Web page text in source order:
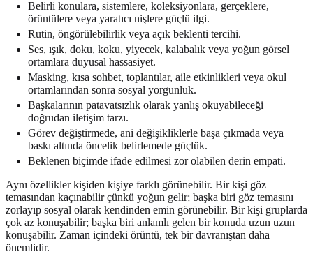
Belirli konulara, sistemlere, koleksiyonlara, gerçeklere,
örüntülere veya yaratıcı nişlere güçlü ilgi.
Rutin, öngörülebilirlik veya açık beklenti tercihi.
Ses, ışık, doku, koku, yiyecek, kalabalık veya yoğun görsel
ortamlara duyusal hassasiyet.
Masking, kısa sohbet, toplantılar, aile etkinlikleri veya okul
ortamlarından sonra sosyal yorgunluk.
Başkalarının patavatsızlık olarak yanlış okuyabileceği
doğrudan iletişim tarzı.
Görev değiştirmede, ani değişikliklerle başa çıkmada veya
baskı altında öncelik belirlemede güçlük.
Beklenen biçimde ifade edilmesi zor olabilen derin empati.
Aynı özellikler kişiden kişiye farklı görünebilir. Bir kişi göz
temasından kaçınabilir çünkü yoğun gelir; başka biri göz temasını
zorlayıp sosyal olarak kendinden emin görünebilir. Bir kişi gruplarda
çok az konuşabilir; başka biri anlamlı gelen bir konuda uzun uzun
konuşabilir. Zaman içindeki örüntü, tek bir davranıştan daha
önemlidir.